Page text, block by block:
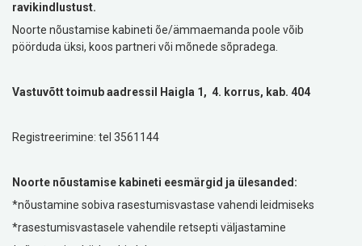
ravikindlustust.
Noorte nõustamise kabineti õe/ämmaemanda poole võib
pöörduda üksi, koos partneri või mõnede sõpradega.
Vastuvõtt toimub aadressil Haigla 1, 4. korrus, kab. 404
Registreerimine: tel 3561144
Noorte nõustamise kabineti eesmärgid ja ülesanded:
*nõustamine sobiva rasestumisvastase vahendi leidmiseks
*rasestumisvastasele vahendile retsepti väljastamine